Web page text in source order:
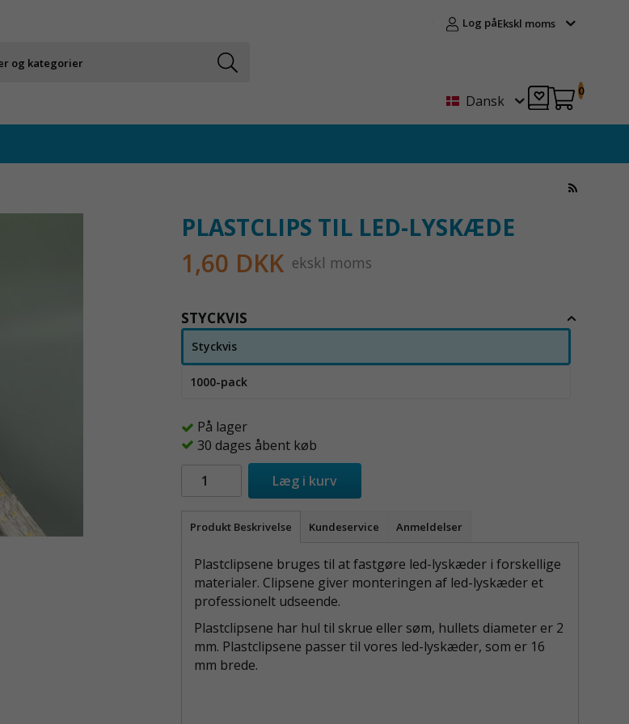
Log påEkskl moms
Dansk
0
PLASTCLIPS TIL LED-LYSKÆDE
1,60 DKK ekskl moms
STYCKVIS
Styckvis
1000-pack
På lager
30 dages åbent køb
Læg i kurv
Produkt Beskrivelse Kundeservice Anmeldelser
Plastclipsene bruges til at fastgøre led-lyskæder i forskellige
materialer. Clipsene giver monteringen af led-lyskæder et
professionelt udseende.
Plastclipsene har hul til skrue eller søm, hullets diameter er 2
mm. Plastclipsene passer til vores led-lyskæder, som er 16
mm brede.